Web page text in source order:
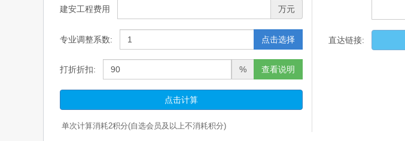
建安工程费用 万元
专业调整系数: 点击选择
打折折扣: % 查看说明
点击计算
单次计算消耗2积分(自选会员及以上不消耗积分)
直达链接: